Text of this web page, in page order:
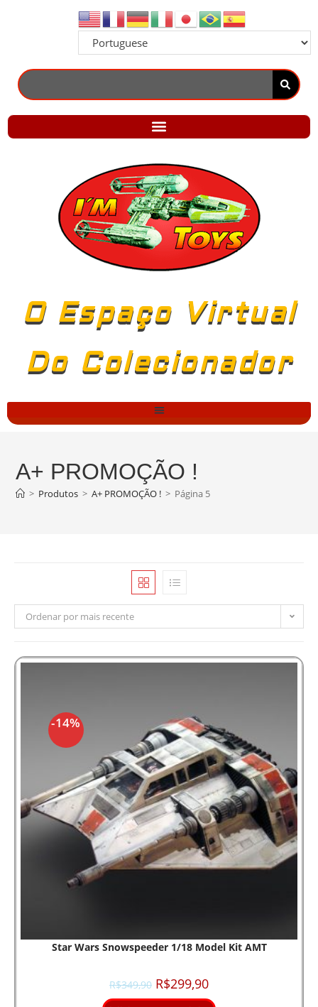
O Espaço Virtual
Do Colecionador
A+ PROMOÇÃO !
> Produtos > A+ PROMOÇÃO ! > Página 5
Ordenar por mais recente
-14%
Star Wars Snowspeeder 1/18 Model Kit AMT
R$349,90 R$299,90